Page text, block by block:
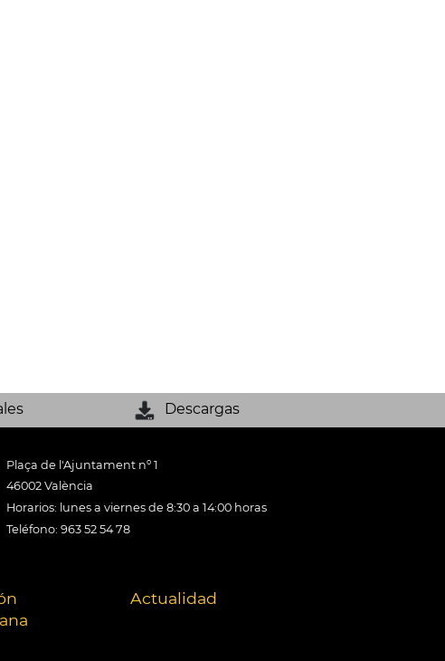
Descargas
Plaça de l'Ajuntament nº 1
46002 València
Horarios: lunes a viernes de 8:30 a 14:00 horas
Teléfono: 963 52 54 78
Actualidad